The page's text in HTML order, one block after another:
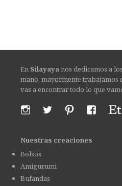
En Silayayanos dedicamos a
mano, mayormente trabajamos
vas a encontrar todo lo que
Nuestras creaciones
Bolsos
Amigurumi
Bufandas